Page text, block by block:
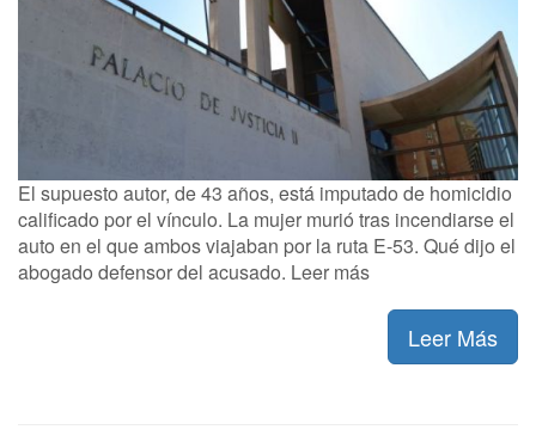
El supuesto autor, de 43 años, está imputado de homicidio
calificado por el vínculo. La mujer murió tras incendiarse el
auto en el que ambos viajaban por la ruta E-53. Qué dijo el
abogado defensor del acusado. Leer más
Leer Más